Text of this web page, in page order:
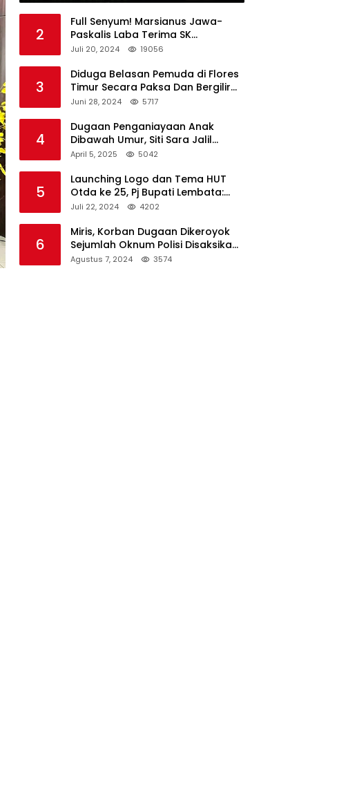
2
Full Senyum! Marsianus Jawa-
Paskalis Laba Terima SK
Dukungan Resmi Untuk Pilkada
Juli 20, 2024 19056
3
Diduga Belasan Pemuda di Flores
Timur Secara Paksa Dan Bergilir
Setubuhi Gadis di Bawah Umur
Juni 28, 2024 5717
4
Dugaan Penganiayaan Anak
Dibawah Umur, Siti Sara Jalil
Seorang Warga Desa Normal 1
April 5, 2025 5042
5
Launching Logo dan Tema HUT
Otda ke 25, Pj Bupati Lembata:
Tema ini Bukan Sekedar Refleksi
Juli 22, 2024 4202
6
Miris, Korban Dugaan Dikeroyok
Sejumlah Oknum Polisi Disaksikan
Istri
Agustus 7, 2024 3574